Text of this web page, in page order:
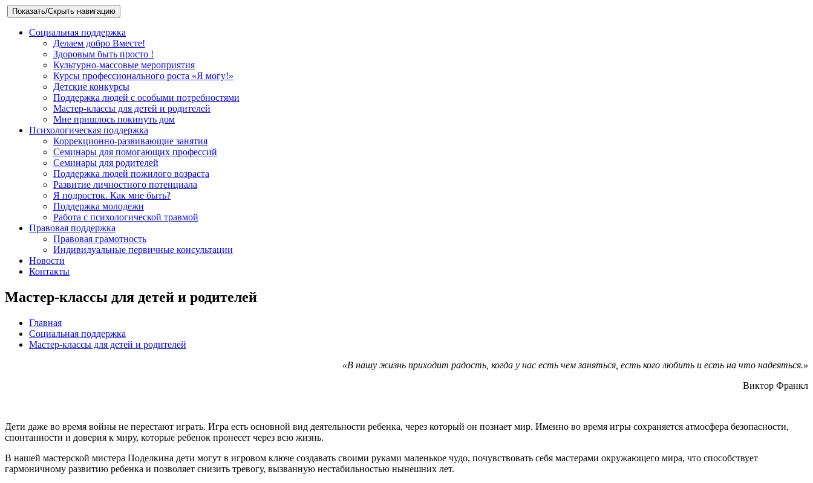
Показать/Скрыть навигацию
Социальная поддержка
Делаем добро Вместе!
Здоровым быть просто !
Культурно-массовые мероприятия
Курсы профессионального роста «Я могу!»
Детские конкурсы
Поддержка людей с особыми потребностями
Мастер-классы для детей и родителей
Мне пришлось покинуть дом
Психологическая поддержка
Коррекционно-развивающие занятия
Семинары для помогающих профессий
Семинары для родителей
Поддержка людей пожилого возраста
Развитие личностного потенциала
Я подросток. Как мне быть?
Поддержка молодежи
Работа с психологической травмой
Правовая поддержка
Правовая грамотность
Индивидуальные первичные консультации
Новости
Контакты
Мастер-классы для детей и родителей
Главная
Социальная поддержка
Мастер-классы для детей и родителей
«В нашу жизнь приходит радость, когда у нас есть чем заняться, есть кого любить и есть на что надеяться.»
Виктор Франкл
Дети даже во время войны не перестают играть. Игра есть основной вид деятельности ребенка, через который он познает мир. Именно во время игры сохраняется атмосфера безопасности,
спонтанности и доверия к миру, которые ребенок пронесет через всю жизнь.
В нашей мастерской мистера Поделкина дети могут в игровом ключе создавать своими руками маленькое чудо, почувствовать себя мастерами окружающего мира, что способствует
гармоничному развитию ребенка и позволяет снизить тревогу, вызванную нестабильностью нынешних лет.